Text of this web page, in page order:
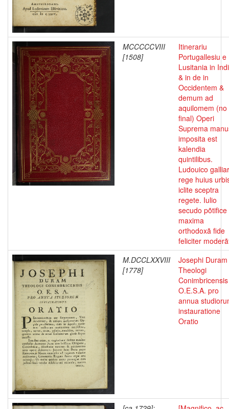
MCCCCCVIII
[1508]
Itinerariu
Portugallesiu e
Lusitania in
& in de in
Occidentem &
demum ad
aquilomem (no
final) Operi
Suprema
imposita est
kalendia
quintilibus.
Ludouico galliar
rege huius
iclite sceptra
regete. Iulio
secudo põtifice
maxima
orthodoxã fide
feliciter
M.DCCLXXVIII
[1778]
Josephi Duram
Theologi
Conimbricensis
O.E.S.A. pro
annua
instauratione
Oratio